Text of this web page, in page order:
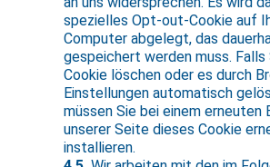
spezielles Opt-out-Cookie auf
Computer abgelegt, das
gespeichert werden muss. Falls
Cookie löschen oder es durch
Einstellungen automatisch
müssen Sie bei einem erneuten
unserer Seite dieses Cookie
installieren.